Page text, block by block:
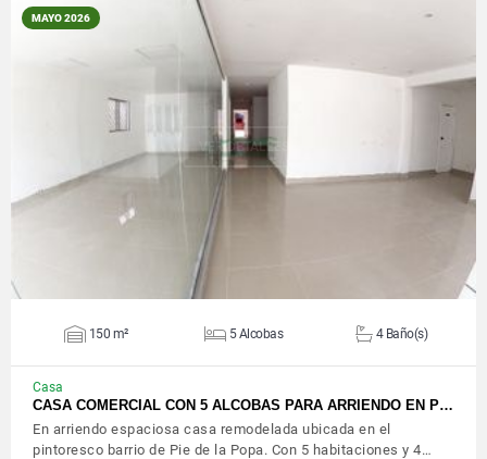
MAYO 2026
VER DETALLES
150 m² 5 Alcobas 4 Baño(s)
Casa
CASA COMERCIAL CON 5 ALCOBAS PARA ARRIENDO EN P…
En arriendo espaciosa casa remodelada ubicada en el
pintoresco barrio de Pie de la Popa. Con 5 habitaciones y 4…